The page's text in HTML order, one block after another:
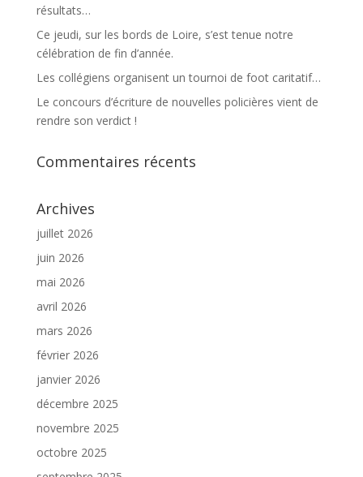
résultats…
Ce jeudi, sur les bords de Loire, s’est tenue notre
célébration de fin d’année.
Les collégiens organisent un tournoi de foot caritatif…
Le concours d’écriture de nouvelles policières vient de
rendre son verdict !
Commentaires récents
Archives
juillet 2026
juin 2026
mai 2026
avril 2026
mars 2026
février 2026
janvier 2026
décembre 2025
novembre 2025
octobre 2025